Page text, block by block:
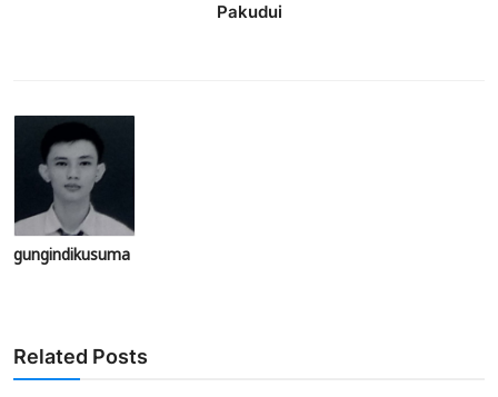
Pakudui
gungindikusuma
Related Posts